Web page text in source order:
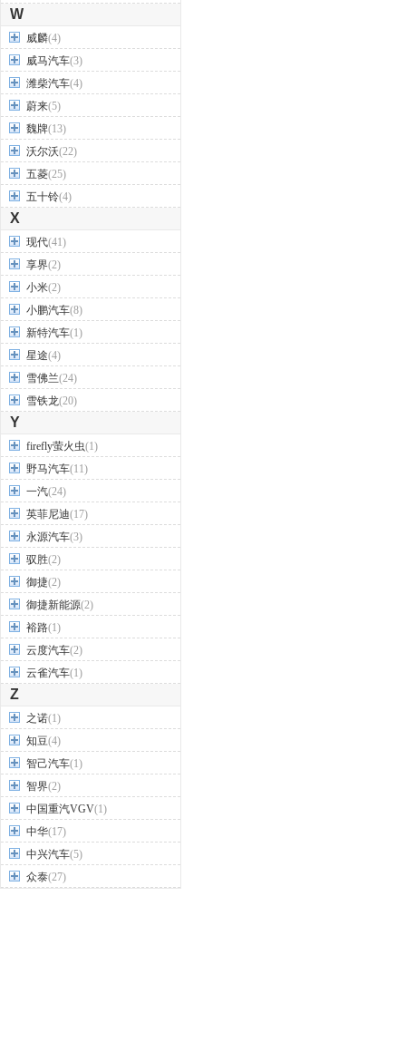
W
威麟(4)
威马汽车(3)
潍柴汽车(4)
蔚来(5)
魏牌(13)
沃尔沃(22)
五菱(25)
五十铃(4)
X
现代(41)
享界(2)
小米(2)
小鹏汽车(8)
新特汽车(1)
星途(4)
雪佛兰(24)
雪铁龙(20)
Y
firefly萤火虫(1)
野马汽车(11)
一汽(24)
英菲尼迪(17)
永源汽车(3)
驭胜(2)
御捷(2)
御捷新能源(2)
裕路(1)
云度汽车(2)
云雀汽车(1)
Z
之诺(1)
知豆(4)
智己汽车(1)
智界(2)
中国重汽VGV(1)
中华(17)
中兴汽车(5)
众泰(27)